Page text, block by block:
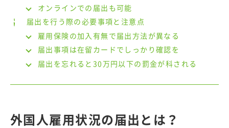
オンラインでの届出も可能
届出を行う際の必要事項と注意点
雇用保険の加入有無で届出方法が異なる
届出事項は在留カードでしっかり確認を
届出を忘れると30万円以下の罰金が科される
外国人雇用状況の届出とは？